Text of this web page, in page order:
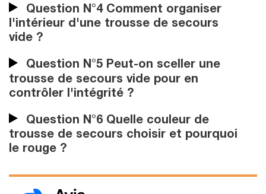
Question N°4 Comment organiser
l'intérieur d'une trousse de secours
vide ?
Question N°5 Peut-on sceller une
trousse de secours vide pour en
contrôler l'intégrité ?
Question N°6 Quelle couleur de
trousse de secours choisir et pourquoi
le rouge ?